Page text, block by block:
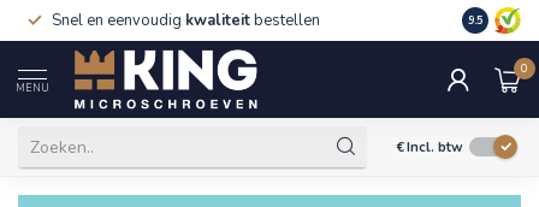
Snel en eenvoudig kwaliteitbestellen 9.5
MENU
0
€Incl. btw